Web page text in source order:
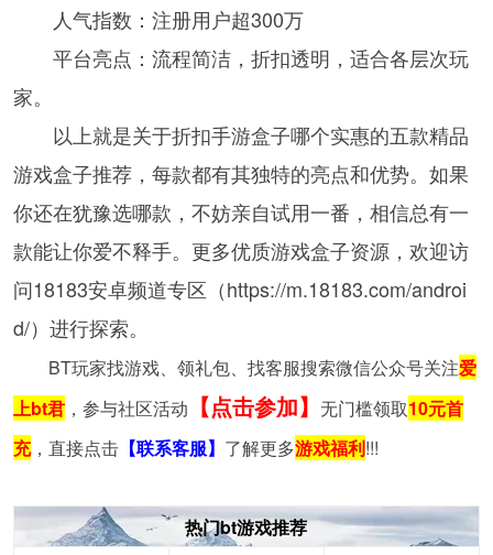
人气指数：注册用户超300万
平台亮点：流程简洁，折扣透明，适合各层次玩
家。
以上就是关于折扣手游盒子哪个实惠的五款精品
游戏盒子推荐，每款都有其独特的亮点和优势。如果
你还在犹豫选哪款，不妨亲自试用一番，相信总有一
款能让你爱不释手。更多优质游戏盒子资源，欢迎访
问18183安卓频道专区（https://m.18183.com/androi
d/）进行探索。
BT玩家找游戏、领礼包、找客服搜索微信公众号关注爱
上bt君，参与社区活动 【点击参加】 无门槛领取10元首
充，直接点击【联系客服】 了解更多游戏福利!!!
热门bt游戏推荐